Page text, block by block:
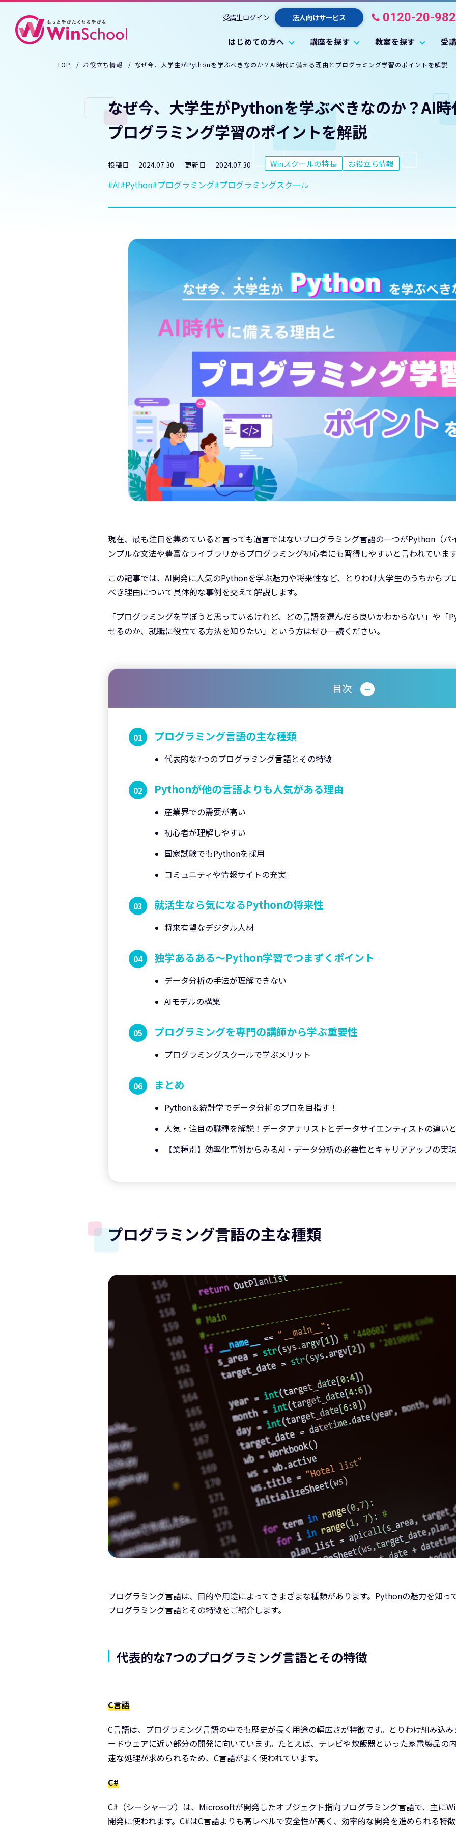
はじめての方へ 講座を探す 教室を探す 受
受講生ログイン 法人向けサービス 0120-20-
TOP お役立ち情報 なぜ今、大学生がPythonを学ぶべきなのか？AI時代に備える理由とプログラミング学習のポイントを解説
なぜ今、大学生がPythonを学ぶべきなのか？AI
プログラミング学習のポイントを解説
投稿日 2024.07.30 更新日 2024.07.30 Winスクールの特長 お役立ち情報
AI Python プログラミング プログラミングスクール
現在、最も注目を集めていると言っても過言ではないプログラミング言語の一つがPython（
ンプルな文法や豊富なライブラリからプログラミング初心者にも習得しやすいと言われていま
この記事では、AI開発に人気のPythonを学ぶ魅力や将来性など、とりわけ大学生のうちから
べき理由について具体的な事例を交えて解説します。
「プログラミングを学ぼうと思っているけれど、どの言語を選んだら良いかわからない」や
せるのか、就職に役立てる方法を知りたい」という方はぜひ一読ください。
目次
プログラミング言語の主な種類
代表的な7つのプログラミング言語とその特徴
Pythonが他の言語よりも人気がある理由
産業界での需要が高い
初心者が理解しやすい
国家試験でもPythonを採用
コミュニティや情報サイトの充実
就活生なら気になるPythonの将来性
将来有望なデジタル人材
独学あるある〜Python学習でつまずくポイント
データ分析の手法が理解できない
AIモデルの構築
プログラミングを専門の講師から学ぶ重要性
プログラミングスクールで学ぶメリット
まとめ
Python＆統計学でデータ分析のプロを目指す！
人気・注目の職種を解説！データアナリストとデータサイエンティストの違い
【業種別】効率化事例からみるAI・データ分析の必要性とキャリアアップの実現
プログラミング言語の主な種類
プログラミング言語は、目的や用途によってさまざまな種類があります。Pythonの魅力を知っ
プログラミング言語とその特徴をご紹介します。
代表的な7つのプログラミング言語とその特徴
C言語
C言語は、プログラミング言語の中でも歴史が長く用途の幅広さが特徴です。とりわけ組み込
ードウェアに近い部分の開発に向いています。たとえば、テレビや炊飯器といった家電製品の
速な処理が求められるため、C言語がよく使われています。
C#
C#（シーシャープ）は、Microsoftが開発したオブジェクト指向プログラミング言語で、主に
開発に使われます。C#はC言語よりも高レベルで安全性が高く、効率的な開発を進められる特